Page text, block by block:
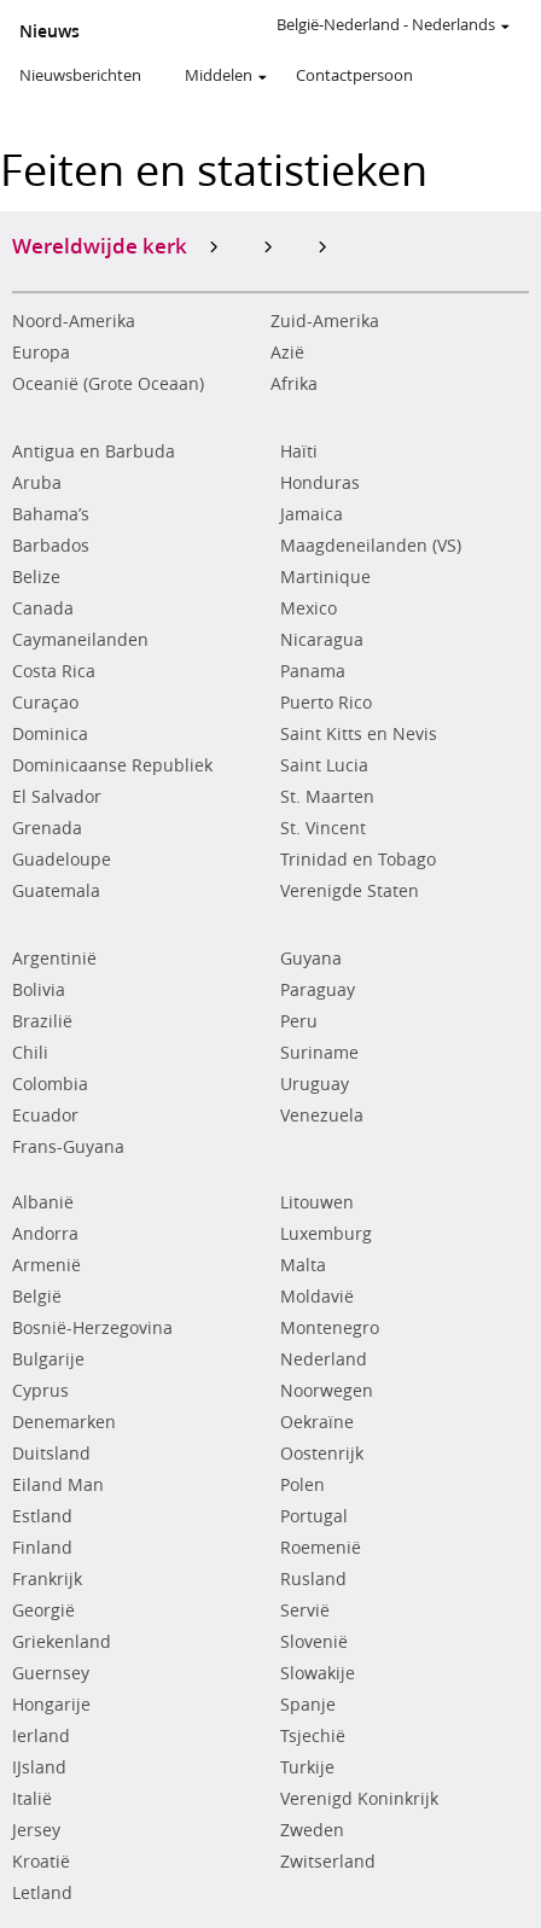
Nieuws
Nieuwsberichten Middelen Contactpersoon
België-Nederland - Nederlands
Feiten en statistieken
Wereldwijde kerk
Noord-Amerika
Zuid-Amerika
Europa
Azië
Oceanië (Grote Oceaan)
Afrika
Antigua en Barbuda
Aruba
Bahama’s
Barbados
Belize
Canada
Caymaneilanden
Costa Rica
Curaçao
Dominica
Dominicaanse Republiek
El Salvador
Grenada
Guadeloupe
Guatemala
Haïti
Honduras
Jamaica
Maagdeneilanden (VS)
Martinique
Mexico
Nicaragua
Panama
Puerto Rico
Saint Kitts en Nevis
Saint Lucia
St. Maarten
St. Vincent
Trinidad en Tobago
Verenigde Staten
Argentinië
Bolivia
Brazilië
Chili
Colombia
Ecuador
Frans-Guyana
Guyana
Paraguay
Peru
Suriname
Uruguay
Venezuela
Albanië
Andorra
Armenië
België
Bosnië-Herzegovina
Bulgarije
Cyprus
Denemarken
Duitsland
Eiland Man
Estland
Finland
Frankrijk
Georgië
Griekenland
Guernsey
Hongarije
Ierland
IJsland
Italië
Jersey
Kroatië
Letland
Litouwen
Luxemburg
Malta
Moldavië
Montenegro
Nederland
Noorwegen
Oekraïne
Oostenrijk
Polen
Portugal
Roemenië
Rusland
Servië
Slovenië
Slowakije
Spanje
Tsjechië
Turkije
Verenigd Koninkrijk
Zweden
Zwitserland